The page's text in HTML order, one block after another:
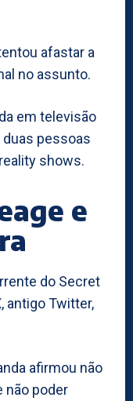
afastar a
no assunto.
em televisão
pessoas
shows.
e
do Secret
antigo Twitter,
afirmou não
não poder